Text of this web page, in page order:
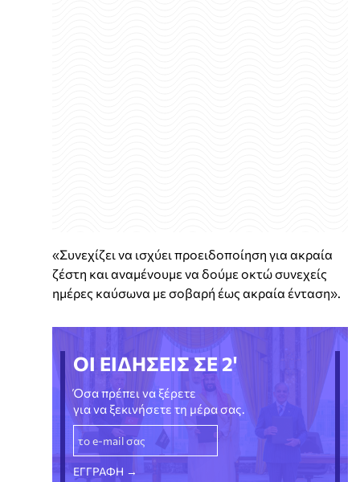
«Συνεχίζει να ισχύει προειδοποίηση για ακραία
ζέστη και αναμένουμε να δούμε οκτώ συνεχείς
ημέρες καύσωνα με σοβαρή έως ακραία ένταση».
ΟΙ ΕΙΔΗΣΕΙΣ ΣΕ 2'
Όσα πρέπει να ξέρετε
για να ξεκινήσετε τη μέρα σας.